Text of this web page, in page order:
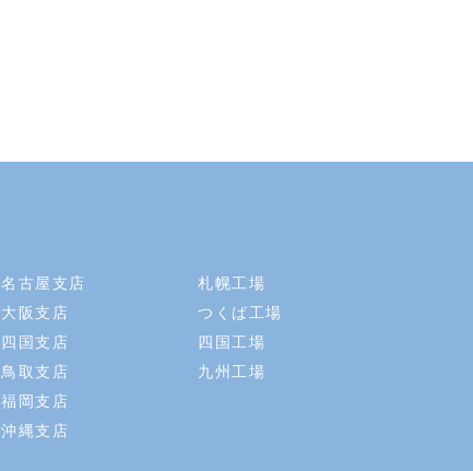
名古屋支店
大阪支店
四国支店
鳥取支店
福岡支店
沖縄支店
札幌工場
つくば工場
四国工場
九州工場